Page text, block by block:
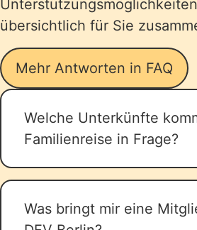
übersichtlich für Sie
Mehr Antworten in FAQ
Welche Unterkünfte
Familienreise in Frage?
Für eine Familienreise
verschiedene
Frage, abhängig von den
Was bringt mir eine